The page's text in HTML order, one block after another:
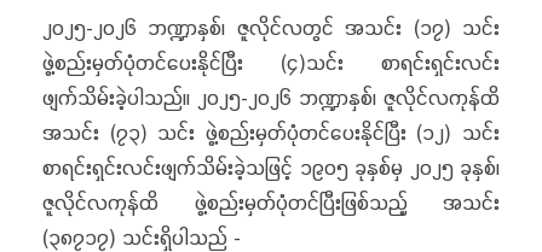
၂၀၂၅-၂၀၂၆ ဘဏ္ဍာနှစ်၊ ဇူလိုင်လတွင် အသင်း (၁၇) သင်း
ဖွဲ့စည်းမှတ်ပုံတင်ပေးနိုင်ပြီး (၄)သင်း စာရင်းရှင်းလင်း
ဖျက်သိမ်းခဲ့ပါသည်။ ၂၀၂၅-၂၀၂၆ ဘဏ္ဍာနှစ်၊ ဇူလိုင်လကုန်ထိ
အသင်း (၇၃) သင်း ဖွဲ့စည်းမှတ်ပုံတင်ပေးနိုင်ပြီး (၁၂) သင်း
စာရင်းရှင်းလင်းဖျက်သိမ်းခဲ့သဖြင့် ၁၉၀၅ ခုနှစ်မှ ၂၀၂၅ ခုနှစ်၊
ဇူလိုင်လကုန်ထိ ဖွဲ့စည်းမှတ်ပုံတင်ပြီးဖြစ်သည့် အသင်း
(၃၈၇၁၇) သင်းရှိပါသည် -